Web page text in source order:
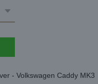
- Volkswagen Caddy MK3